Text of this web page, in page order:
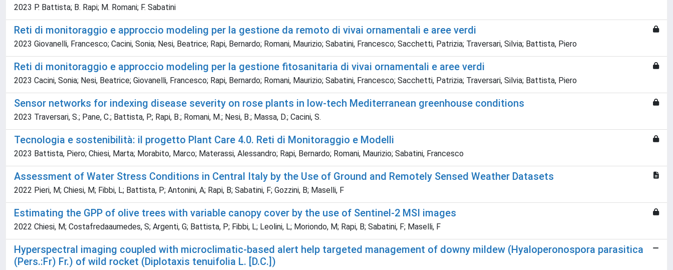
2023 P. Battista; B. Rapi; M. Romani; F. Sabatini
Reti di monitoraggio e approccio modeling per la gestione da remoto di vivai ornamentali e aree verdi
2023 Giovanelli, Francesco; Cacini, Sonia; Nesi, Beatrice; Rapi, Bernardo; Romani, Maurizio; Sabatini, Francesco; Sacchetti, Patrizia; Traversari, Silvia; Battista, Piero
Reti di monitoraggio e approccio modeling per la gestione fitosanitaria di vivai ornamentali e aree verdi
2023 Cacini, Sonia; Nesi, Beatrice; Giovanelli, Francesco; Rapi, Bernardo; Romani, Maurizio; Sabatini, Francesco; Sacchetti, Patrizia; Traversari, Silvia; Battista, Piero
Sensor networks for indexing disease severity on rose plants in low-tech Mediterranean greenhouse conditions
2023 Traversari, S.; Pane, C.; Battista, P.; Rapi, B.; Romani, M.; Nesi, B.; Massa, D.; Cacini, S.
Tecnologia e sostenibilità: il progetto Plant Care 4.0. Reti di Monitoraggio e Modelli
2023 Battista, Piero; Chiesi, Marta; Morabito, Marco; Materassi, Alessandro; Rapi, Bernardo; Romani, Maurizio; Sabatini, Francesco
Assessment of Water Stress Conditions in Central Italy by the Use of Ground and Remotely Sensed Weather Datasets
2022 Pieri, M; Chiesi, M; Fibbi, L; Battista, P; Antonini, A; Rapi, B; Sabatini, F; Gozzini, B; Maselli, F
Estimating the GPP of olive trees with variable canopy cover by the use of Sentinel-2 MSI images
2022 Chiesi, M; Costafredaaumedes, S; Argenti, G; Battista, P; Fibbi, L; Leolini, L; Moriondo, M; Rapi, B; Sabatini, F; Maselli, F
Hyperspectral imaging coupled with microclimatic-based alert help targeted management of downy mildew (Hyaloperonospora parasitica
(Pers.:Fr) Fr.) of wild rocket (Diplotaxis tenuifolia L. [D.C.])